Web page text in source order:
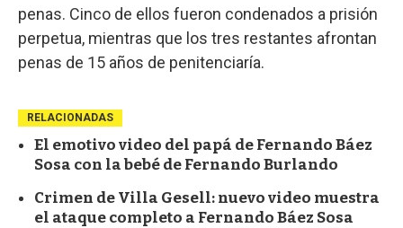
penas. Cinco de ellos fueron condenados a prisión
perpetua, mientras que los tres restantes afrontan
penas de 15 años de penitenciaría.
RELACIONADAS
El emotivo video del papá de Fernando Báez
Sosa con la bebé de Fernando Burlando
Crimen de Villa Gesell: nuevo video muestra
el ataque completo a Fernando Báez Sosa